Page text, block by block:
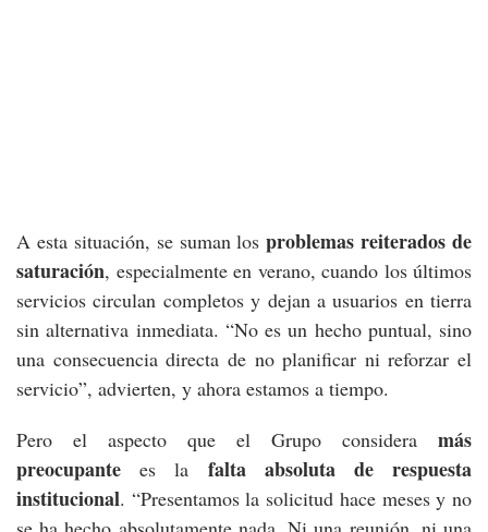
A esta situación, se suman losproblemas reiterados de
saturación, especialmente en verano, cuando los últimos
servicios circulan completos y dejan a usuarios en tierra
sin alternativa inmediata. “No es un hecho puntual, sino
una consecuencia directa de no planificar ni reforzar el
servicio”, advierten, y ahora estamos a tiempo.
Pero el aspecto que el Grupo considera más
preocupantees la falta absoluta de respuesta
institucional. “Presentamos la solicitud hace meses y no